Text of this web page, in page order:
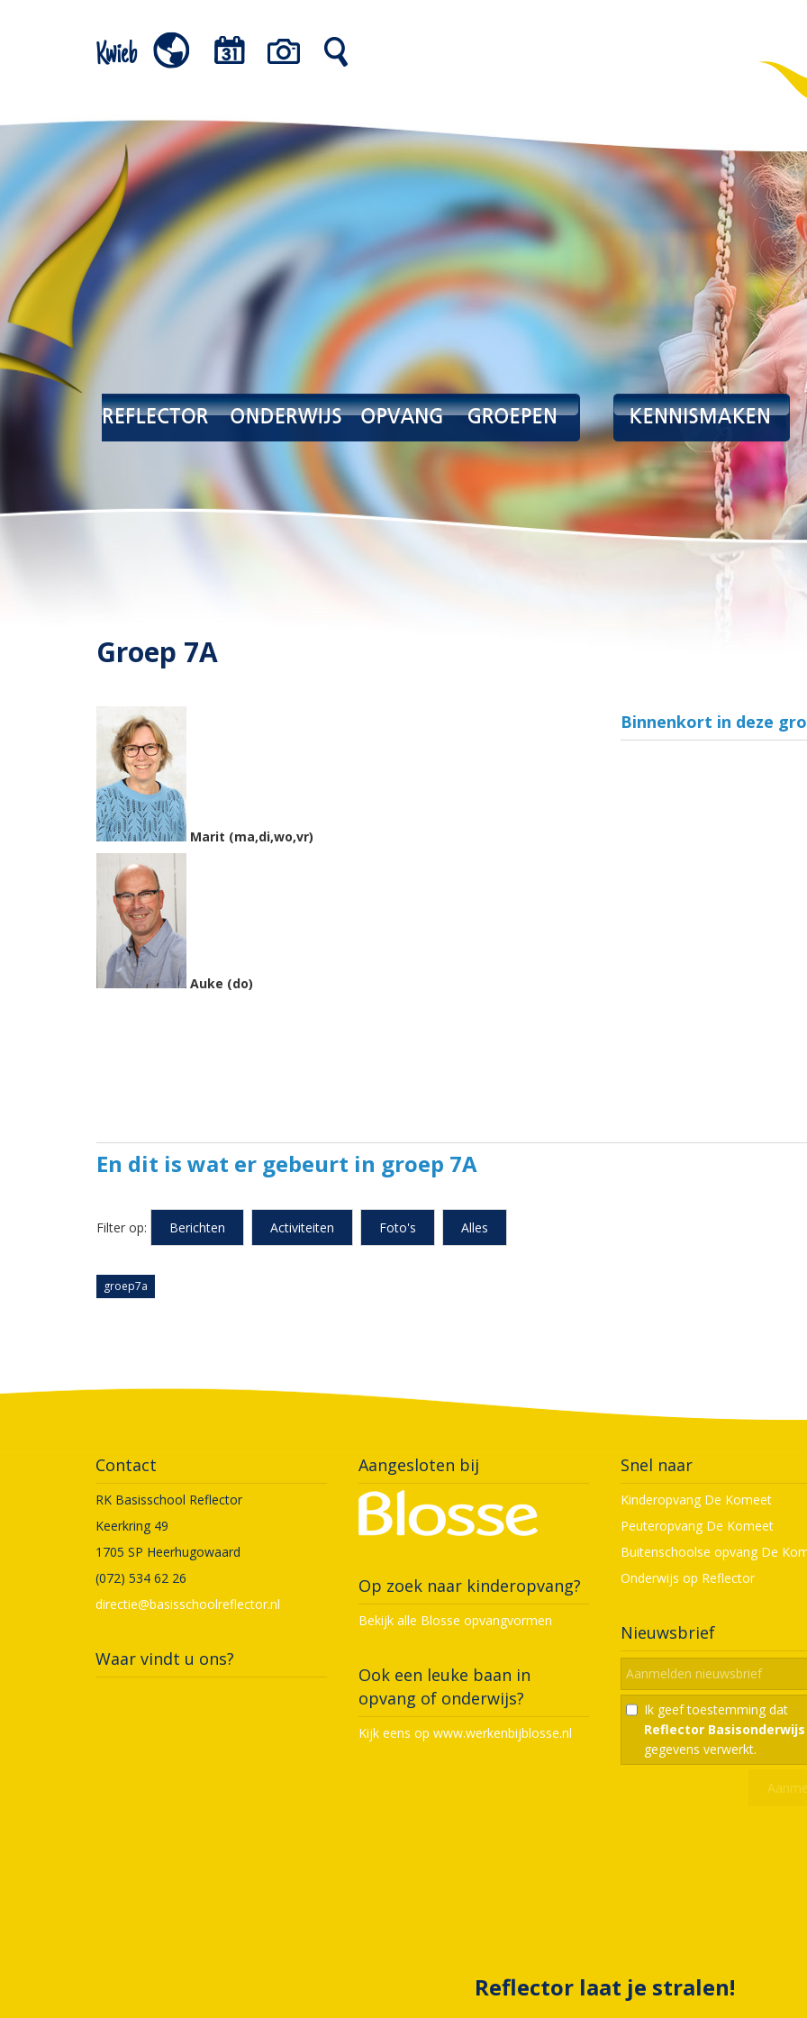
Groep 7A
Marit (ma,di,wo,vr)
Auke (do)
Binnenkort in deze
En dit is wat er gebeurt in groep 7A
Filter op: Berichten Activiteiten Foto's Alles
groep7a
Contact
RK Basisschool Reflector
Keerkring 49
1705 SP Heerhugowaard
(072) 534 62 26
directie@basisschoolreflector.nl
Waar vindt u ons?
Aangesloten bij
Op zoek naar kinderopvang?
Bekijk alle Blosse opvangvormen
Ook een leuke baan in
opvang of onderwijs?
Kijk eens op www.werkenbijblosse.nl
Snel naar
Kinderopvang De Komeet
Peuteropvang De Komeet
Buitenschoolse opvang De
Onderwijs op Reflector
Nieuwsbrief
Ik geef toestemming dat
Reflector Basisonderwijs
gegevens verwerkt.
Reflector laat je stralen!